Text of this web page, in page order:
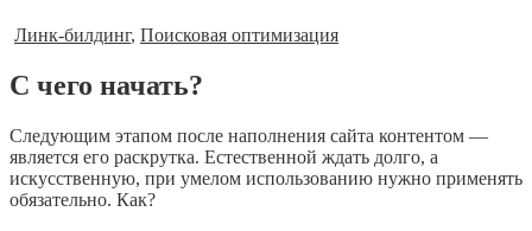
Линк-билдинг, Поисковая оптимизация
C чего начать?
Следующим этапом после наполнения сайта контентом —
является его раскрутка. Естественной ждать долго, а
искусственную, при умелом использованию нужно применять
обязательно. Как?